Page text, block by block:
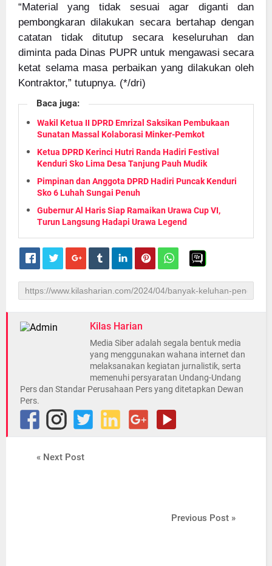
“Material yang tidak sesuai agar diganti dan
pembongkaran dilakukan secara bertahap dengan
catatan tidak ditutup secara keseluruhan dan
diminta pada Dinas PUPR untuk mengawasi secara
ketat selama masa perbaikan yang dilakukan oleh
Kontraktor,” tutupnya. (*/dri)
Baca juga:
Wakil Ketua II DPRD Emrizal Saksikan Pembukaan
Sunatan Massal Kolaborasi Minker-Pemkot
Ketua DPRD Kerinci Hutri Randa Hadiri Festival
Kenduri Sko Lima Desa Tanjung Pauh Mudik
Pimpinan dan Anggota DPRD Hadiri Puncak Kenduri
Sko 6 Luhah Sungai Penuh
Gubernur Al Haris Siap Ramaikan Urawa Cup VI,
Turun Langsung Hadapi Urawa Legend
Kilas Harian
Media Siber adalah segala bentuk media
yang menggunakan wahana internet dan
melaksanakan kegiatan jurnalistik, serta
memenuhi persyaratan Undang-Undang
Pers dan Standar Perusahaan Pers yang ditetapkan Dewan
Pers.
« Next Post
Previous Post »